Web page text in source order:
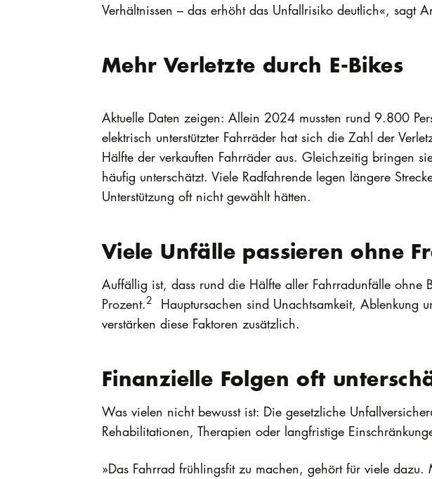
Verhältnissen – das erhöht das Unfallrisiko deutlich«, sagt
Mehr Verletzte durch E-Bikes
Aktuelle Daten zeigen: Allein 2024 mussten rund 9.800
elektrisch unterstützter Fahrräder hat sich die Zahl der
Hälfte der verkauften Fahrräder aus. Gleichzeitig bringen
häufig unterschätzt. Viele Radfahrende legen längere
Unterstützung oft nicht gewählt hätten.
Viele Unfälle passieren ohne
Auffällig ist, dass rund die Hälfte aller Fahrradunfälle ohne
Prozent.2
Hauptursachen sind Unachtsamkeit, Ablenkung
verstärken diese Faktoren zusätzlich.
Finanzielle Folgen oft
Was vielen nicht bewusst ist: Die gesetzliche
Rehabilitationen, Therapien oder langfristige
»Das Fahrrad frühlingsfit zu machen, gehört für viele